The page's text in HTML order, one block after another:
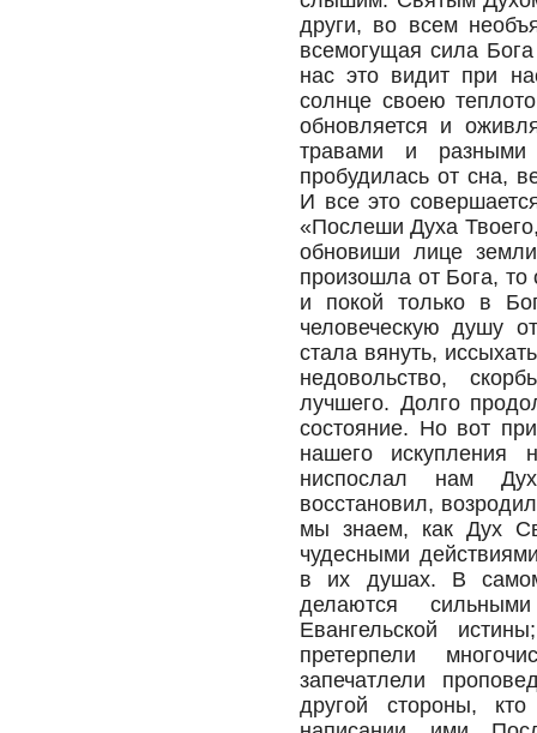
други, во всем
всемогущая сила
нас это видит при
солнце своею
обновляется и
травами и
пробудилась от сна,
И все это
«Послеши Духа
обновиши лице
произошла от Бога,
и покой только в
человеческую душу
стала вянуть,
недовольство,
лучшего. Долго
состояние. Но вот
нашего
ниспослал нам
восстановил,
мы знаем, как Дух
чудесными
в их душах. В
делаются
Евангельской
претерпели
запечатлели
другой стороны,